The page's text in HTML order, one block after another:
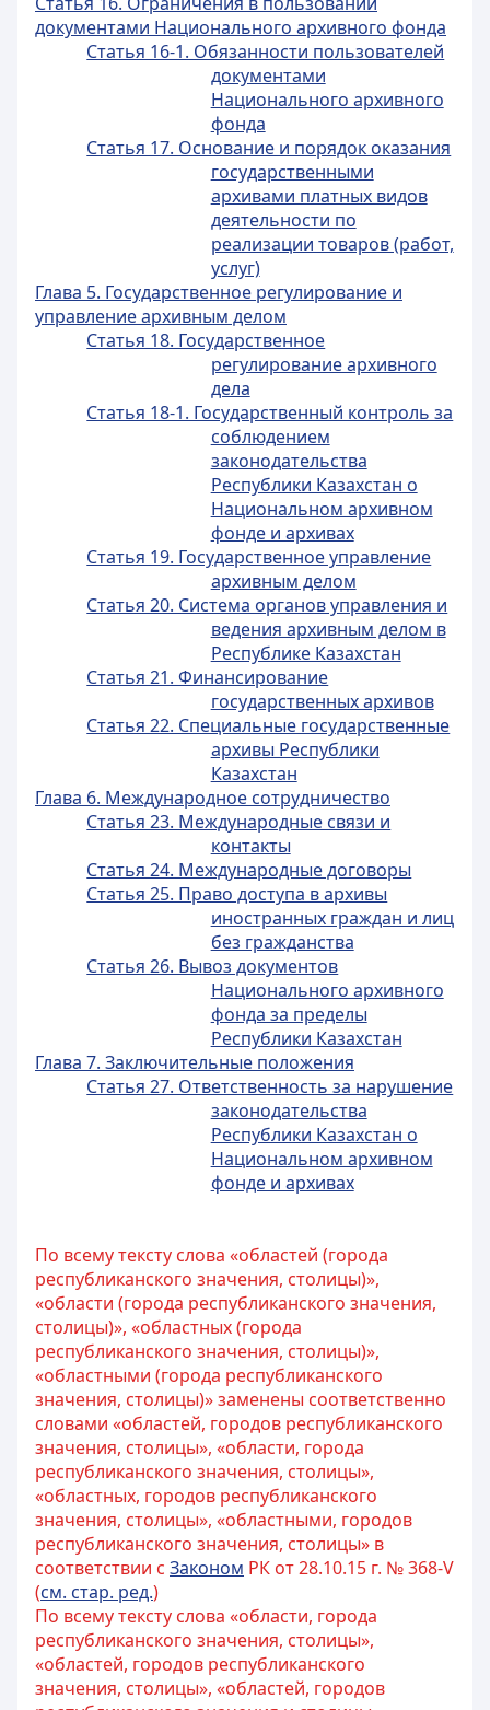
документами Национального архивного фонда
Статья 16-1. Обязанности пользователей
документами
Национального архивного
фонда
Статья 17. Основание и порядок оказания
государственными
архивами платных видов
деятельности по
реализации товаров (работ,
услуг)
Глава 5. Государственное регулирование и
управление архивным делом
Статья 18. Государственное
регулирование архивного
дела
Статья 18-1. Государственный контроль за
соблюдением
законодательства
Республики Казахстан о
Национальном архивном
фонде и архивах
Статья 19. Государственное управление
архивным делом
Статья 20. Система органов управления и
ведения архивным делом в
Республике Казахстан
Статья 21. Финансирование
государственных архивов
Статья 22. Специальные государственные
архивы Республики
Казахстан
Глава 6. Международное сотрудничество
Статья 23. Международные связи и
контакты
Статья 24. Международные договоры
Статья 25. Право доступа в архивы
иностранных граждан и лиц
без гражданства
Статья 26. Вывоз документов
Национального архивного
фонда за пределы
Республики Казахстан
Глава 7. Заключительные положения
Статья 27. Ответственность за нарушение
законодательства
Республики Казахстан о
Национальном архивном
фонде и архивах
По всему тексту слова «областей (города
республиканского значения, столицы)»,
«области (города республиканского значения,
столицы)», «областных (города
республиканского значения, столицы)»,
«областными (города республиканского
значения, столицы)» заменены соответственно
словами «областей, городов республиканского
значения, столицы», «области, города
республиканского значения, столицы»,
«областных, городов республиканского
значения, столицы», «областными, городов
республиканского значения, столицы» в
соответствии с Законом РК от 28.10.15 г. № 368-V
(см. стар. ред.)
По всему тексту слова «области, города
республиканского значения, столицы»,
«областей, городов республиканского
значения, столицы», «областей, городов